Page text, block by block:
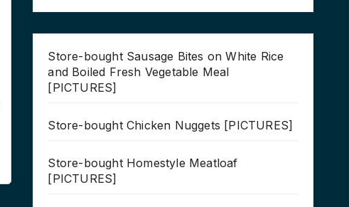
Store-bought Sausage Bites on White Rice
and Boiled Fresh Vegetable Meal
[PICTURES]
Store-bought Chicken Nuggets [PICTURES]
Store-bought Homestyle Meatloaf
[PICTURES]